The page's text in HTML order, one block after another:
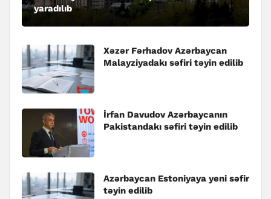
yaradılıb
Xəzər Fərhadov Azərbaycan
Malayziyadakı səfiri təyin edilib
İrfan Davudov Azərbaycanın
Pakistandakı səfiri təyin edilib
Azərbaycan Estoniyaya yeni səfir
təyin edilib